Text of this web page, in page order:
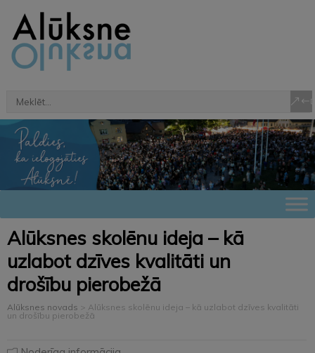
Alūksnes skolēnu ideja – kā
uzlabot dzīves kvalitāti un
drošību pierobežā
Alūksnes novads > Alūksnes skolēnu ideja – kā uzlabot dzīves kvalitāti
un drošību pierobežā